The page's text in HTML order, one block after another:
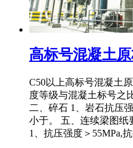
高标号混凝土
C50以上高标号混凝土
度等级与混凝土标号之
二、碎石 1、岩石抗压
小于。 五、连续梁图纸
1、抗压强度＞55MPa,